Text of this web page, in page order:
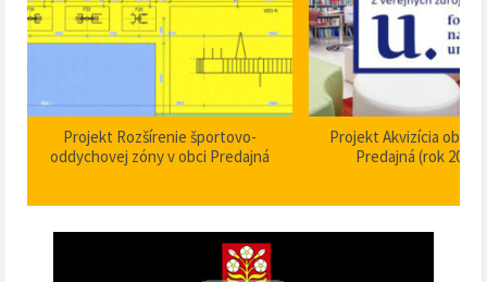
Projekt Akvizícia obecnej knižnice
Predajná (rok 2024 – 2025)
Projekt Dom smútku
stavebné úpravy